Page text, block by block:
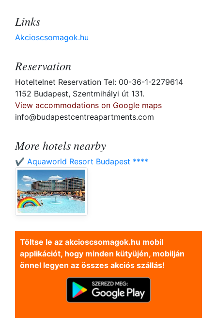
Links
Akcioscsomagok.hu
Reservation
Hoteltelnet Reservation Tel: 00-36-1-2279614
1152 Budapest, Szentmihályi út 131.
View accommodations on Google maps
info@budapestcentreapartments.com
More hotels nearby
✔️ Aquaworld Resort Budapest ****
Töltse le az akcioscsomagok.hu mobil
applikációt, hogy minden kütyüjén, mobilján
önnel legyen az összes akciós szállás!